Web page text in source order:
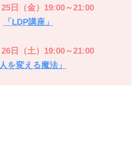
日（金）19:00～21:00
「LDP講座」
日（土）19:00～21:00
人を変える魔法」